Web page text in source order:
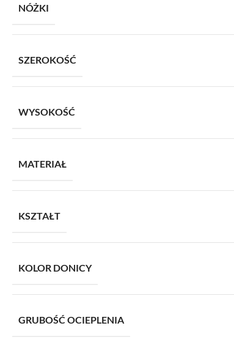
NÓŻKI
SZEROKOŚĆ
WYSOKOŚĆ
MATERIAŁ
KSZTAŁT
KOLOR DONICY
GRUBOŚĆ OCIEPLENIA